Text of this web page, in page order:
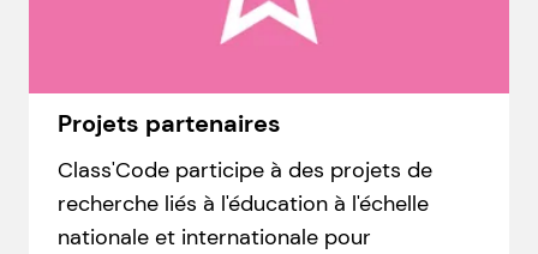
Projets partenaires
Class'Code participe à des projets de
recherche liés à l'éducation à l'échelle
nationale et internationale pour